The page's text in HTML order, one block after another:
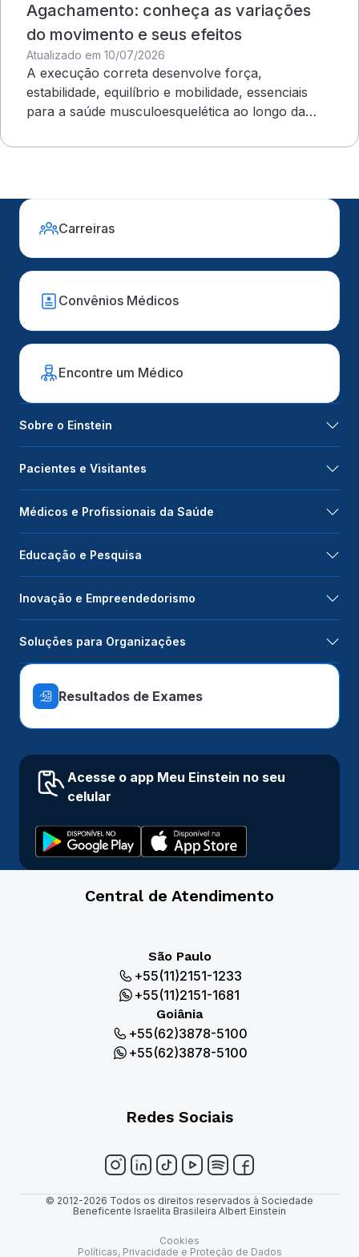
Agachamento: conheça as variações
do movimento e seus efeitos
Atualizado em 10/07/2026
A execução correta desenvolve força,
estabilidade, equilíbrio e mobilidade, essenciais
para a saúde musculoesquelética ao longo da
Carreiras
Convênios Médicos
Encontre um Médico
Sobre o Einstein
Pacientes e Visitantes
Médicos e Profissionais da Saúde
Educação e Pesquisa
Inovação e Empreendedorismo
Soluções para Organizações
Resultados de Exames
Acesse o app Meu Einstein no seu
celular
Central de Atendimento
São Paulo
+55(11)2151-1233
+55(11)2151-1681
Goiânia
+55(62)3878-5100
+55(62)3878-5100
Redes Sociais
© 2012-2026 Todos os direitos reservados à Sociedade
Beneficente Israelita Brasileira Albert Einstein
Cookies
Políticas, Privacidade e Proteção de Dados